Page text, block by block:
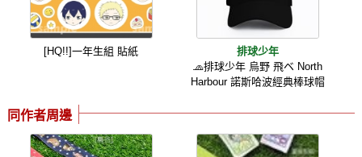
[HQ!!]一年生組 貼紙
排球少年
🧢排球少年 烏野 飛ベ North
Harbour 諾斯哈波經典棒球帽
同作者周邊